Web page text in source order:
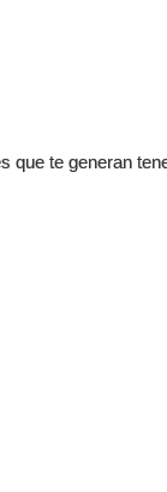
que te generan